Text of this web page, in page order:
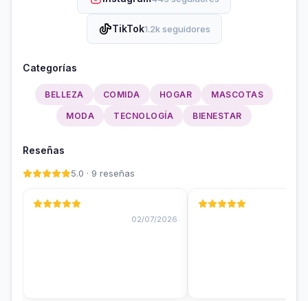
TikTok1.2k seguidores
Categorías
BELLEZA COMIDA HOGAR MASCOTAS
MODA TECNOLOGÍA BIENESTAR
Reseñas
5.0 · 9 reseñas
02/07/2026